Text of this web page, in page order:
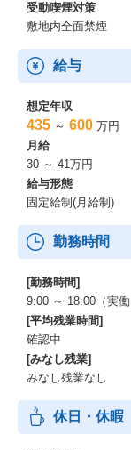
受動喫煙対策
敷地内全面禁煙
給与
想定年収
435 ～ 600 万円
月給
30 ～ 41万円
給与形態
固定給制(月給制)
勤務時間
[勤務時間]
9:00 ～ 18:00（実
[平均残業時間]
確認中
[みなし残業]
みなし残業なし
休日・休暇